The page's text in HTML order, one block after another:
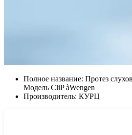
Полное название: Протез
Модель CliP àWengen
Производитель: КУРЦ